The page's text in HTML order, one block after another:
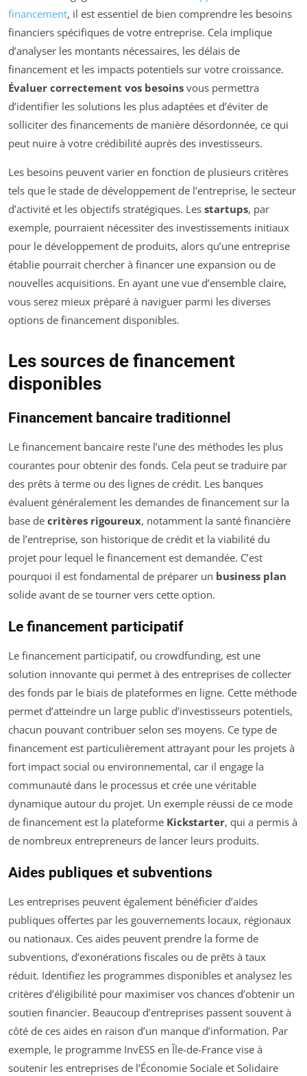
financement, il est essentiel de bien comprendre les besoins
financiers spécifiques de votre entreprise. Cela implique
d’analyser les montants nécessaires, les délais de
financement et les impacts potentiels sur votre croissance.
Évaluer correctement vos besoins vous permettra
d’identifier les solutions les plus adaptées et d’éviter de
solliciter des financements de manière désordonnée, ce qui
peut nuire à votre crédibilité auprès des investisseurs.
Les besoins peuvent varier en fonction de plusieurs critères
tels que le stade de développement de l’entreprise, le secteur
d’activité et les objectifs stratégiques. Les startups, par
exemple, pourraient nécessiter des investissements initiaux
pour le développement de produits, alors qu’une entreprise
établie pourrait chercher à financer une expansion ou de
nouvelles acquisitions. En ayant une vue d’ensemble claire,
vous serez mieux préparé à naviguer parmi les diverses
options de financement disponibles.
Les sources de financement
disponibles
Financement bancaire traditionnel
Le financement bancaire reste l’une des méthodes les plus
courantes pour obtenir des fonds. Cela peut se traduire par
des prêts à terme ou des lignes de crédit. Les banques
évaluent généralement les demandes de financement sur la
base de critères rigoureux, notamment la santé financière
de l’entreprise, son historique de crédit et la viabilité du
projet pour lequel le financement est demandée. C’est
pourquoi il est fondamental de préparer un business plan
solide avant de se tourner vers cette option.
Le financement participatif
Le financement participatif, ou crowdfunding, est une
solution innovante qui permet à des entreprises de collecter
des fonds par le biais de plateformes en ligne. Cette méthode
permet d’atteindre un large public d’investisseurs potentiels,
chacun pouvant contribuer selon ses moyens. Ce type de
financement est particulièrement attrayant pour les projets à
fort impact social ou environnemental, car il engage la
communauté dans le processus et crée une véritable
dynamique autour du projet. Un exemple réussi de ce mode
de financement est la plateforme Kickstarter, qui a permis à
de nombreux entrepreneurs de lancer leurs produits.
Aides publiques et subventions
Les entreprises peuvent également bénéficier d’aides
publiques offertes par les gouvernements locaux, régionaux
ou nationaux. Ces aides peuvent prendre la forme de
subventions, d’exonérations fiscales ou de prêts à taux
réduit. Identifiez les programmes disponibles et analysez les
critères d’éligibilité pour maximiser vos chances d’obtenir un
soutien financier. Beaucoup d’entreprises passent souvent à
côté de ces aides en raison d’un manque d’information. Par
exemple, le programme InvESS en Île-de-France vise à
soutenir les entreprises de l’Économie Sociale et Solidaire